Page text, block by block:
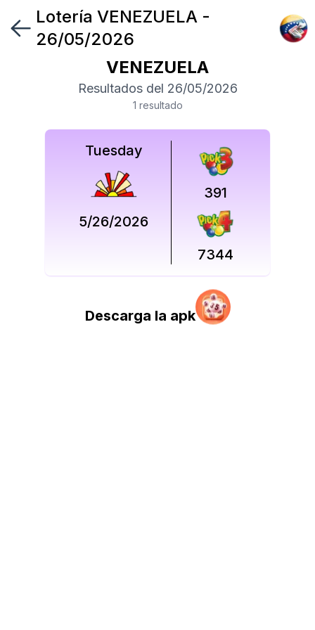
Síguenos
en
Lotería VENEZUELA-
26/05/2026
VENEZUELA
Resultados del 26/05/2026
1 resultado
Tuesday
5/26/2026
391
7344
Descarga la apk